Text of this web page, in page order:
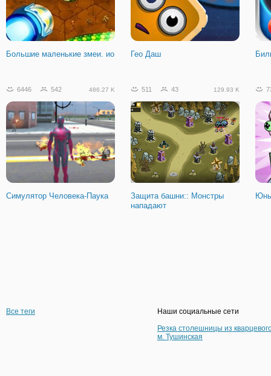
Средневековая Оборона
Большие маленькие змеи. ио Гео Даш
6446 542 486.27 K
Симулятор Человека-Паука
511 43 129.93 K
Защита башни:: Монстры
нападают
Все теги
Наши социальные сети
Резка столешницы из
м. Тушинская